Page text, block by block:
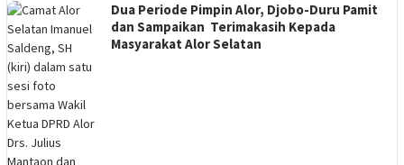
Dua Periode Pimpin Alor, Djobo-Duru Pamit
dan Sampaikan Terimakasih Kepada
Masyarakat Alor Selatan